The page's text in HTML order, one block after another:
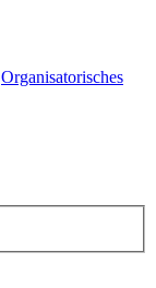
Organisatorisches